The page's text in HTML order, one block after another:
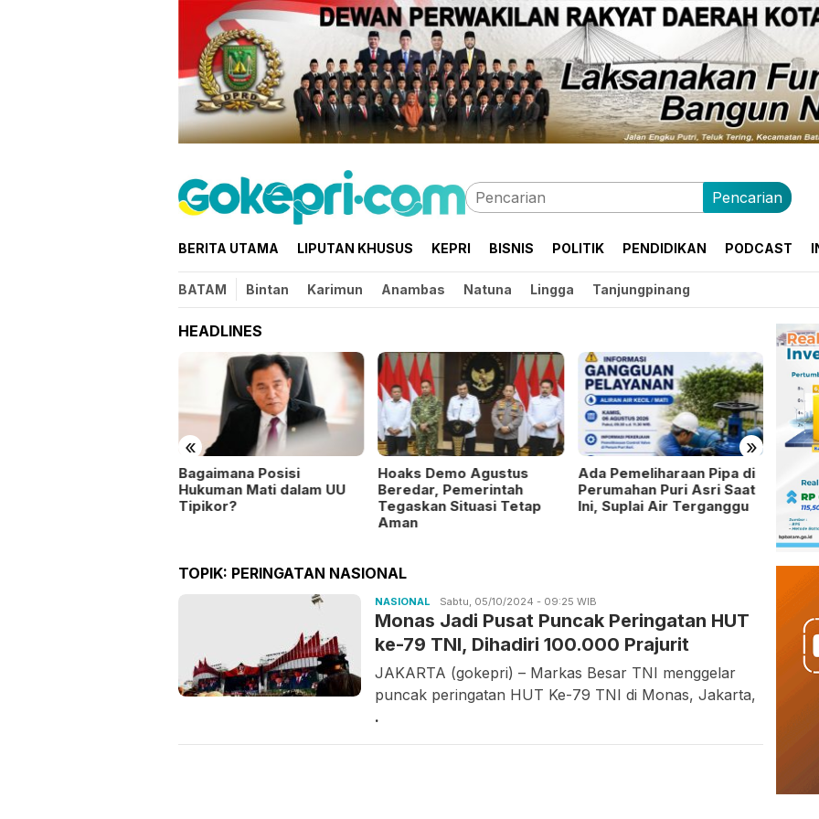
Pencarian
BERITA UTAMA LIPUTAN KHUSUS KEPRI BISNIS POLITIK PENDIDIKAN PODCAST
BATAM Bintan Karimun Anambas Natuna Lingga Tanjungpinang
HEADLINES
« »
Bagaimana Posisi
Hukuman Mati dalam UU
Tipikor?
Hoaks Demo Agustus
Beredar, Pemerintah
Tegaskan Situasi Tetap
Aman
Ada Pemeliharaan Pipa di
Perumahan Puri Asri Saat
Ini, Suplai Air Terganggu
TOPIK: PERINGATAN NASIONAL
NASIONAL Candra
Gunawan
Sabtu, 05/10/2024 - 09:25 WIB
Monas Jadi Pusat Puncak Peringatan HUT
ke-79 TNI, Dihadiri 100.000 Prajurit
JAKARTA (gokepri) – Markas Besar TNI menggelar
puncak peringatan HUT Ke-79 TNI di Monas, Jakarta,
.